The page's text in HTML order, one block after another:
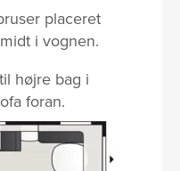
placeret
i vognen.
højre bag i
foran.